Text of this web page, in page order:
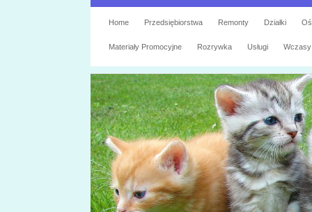
Home Przedsiębiorstwa Remonty Działki
Materiały Promocyjne Rozrywka Usługi Wczasy